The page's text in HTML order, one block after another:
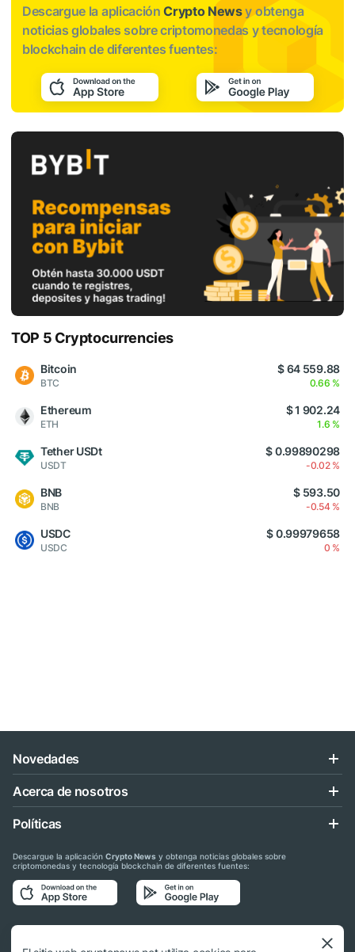
Descargue la aplicaciónCrypto Newsy obtenga
noticias globales sobre criptomonedas y tecnología
blockchain de diferentes fuentes:
TOP 5 Cryptocurrencies
Bitcoin
BTC
$ 64 559.88
0.66 %
Ethereum
ETH
$ 1 902.24
1.6 %
Tether USDt
USDT
$ 0.99890298
-0.02 %
BNB
BNB
$ 593.50
-0.54 %
USDC
USDC
$ 0.99979658
0 %
Novedades
Acerca de nosotros
Políticas
Descargue la aplicación Crypto News y obtenga noticias globales sobre
criptomonedas y tecnología blockchain de diferentes fuentes:
Síganos en las redes sociales